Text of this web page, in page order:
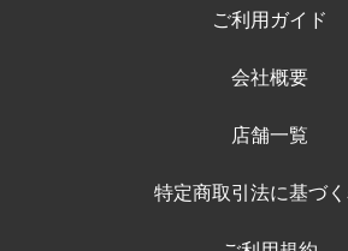
ご利用ガイド
会社概要
店舗一覧
特定商取引法に基づ